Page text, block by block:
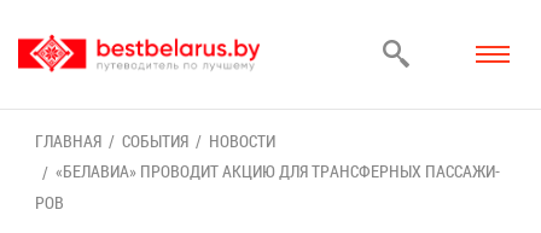
ГЛАВ­НАЯ СО­БЫ­ТИЯ
НО­ВО­СТИ
«БЕ­ЛА­ВИА» ПРО­ВО­ДИТ АК­ЦИЮ ДЛЯ ТРАНС­ФЕР­НЫХ ПАС­СА­ЖИ­
РОВ